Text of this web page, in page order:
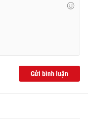
Gửi bình luận